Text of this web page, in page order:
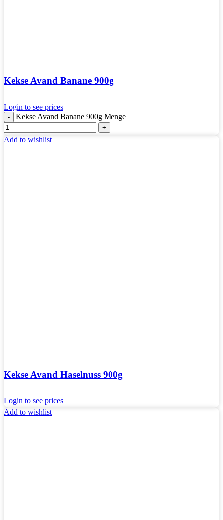
Kekse Avand Banane 900g
Login to see prices
Kekse Avand Banane 900g Menge
Add to wishlist
Kekse Avand Haselnuss 900g
Login to see prices
Add to wishlist